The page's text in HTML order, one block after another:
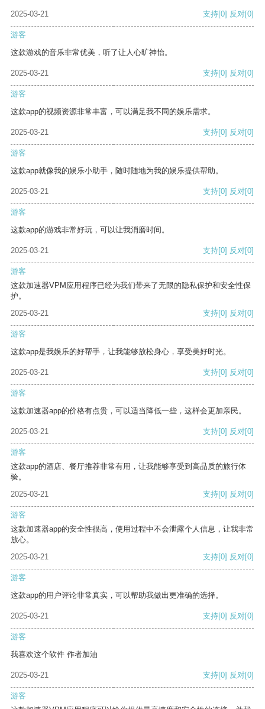
2025-03-21 支持[0] 反对[0]
游客
这款游戏的音乐非常优美，听了让人心旷神怡。
2025-03-21 支持[0] 反对[0]
游客
这款app的视频资源非常丰富，可以满足我不同的娱乐需求。
2025-03-21 支持[0] 反对[0]
游客
这款app就像我的娱乐小助手，随时随地为我的娱乐提供帮助。
2025-03-21 支持[0] 反对[0]
游客
这款app的游戏非常好玩，可以让我消磨时间。
2025-03-21 支持[0] 反对[0]
游客
这款加速器VPM应用程序已经为我们带来了无限的隐私保护和安全性保
护。
2025-03-21
支持[0] 反对[0]
游客
这款app是我娱乐的好帮手，让我能够放松身心，享受美好时光。
2025-03-21 支持[0] 反对[0]
游客
这款加速器app的价格有点贵，可以适当降低一些，这样会更加亲民。
2025-03-21 支持[0] 反对[0]
游客
这款app的酒店、餐厅推荐非常有用，让我能够享受到高品质的旅行体
验。
2025-03-21
支持[0] 反对[0]
游客
这款加速器app的安全性很高，使用过程中不会泄露个人信息，让我非常
放心。
2025-03-21
支持[0] 反对[0]
游客
这款app的用户评论非常真实，可以帮助我做出更准确的选择。
2025-03-21 支持[0] 反对[0]
游客
我喜欢这个软件 作者加油
2025-03-21 支持[0] 反对[0]
游客